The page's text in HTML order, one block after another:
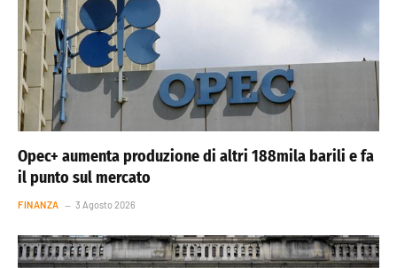
Opec+ aumenta produzione di altri 188mila barili e fa
il punto sul mercato
FINANZA 3 Agosto 2026